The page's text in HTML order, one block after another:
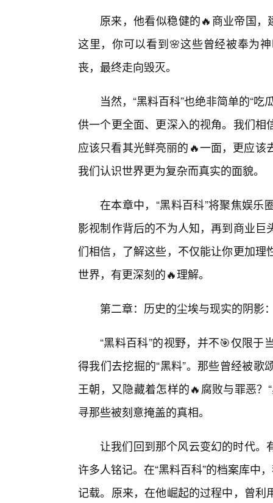
原来，他看似稳健的🔥商业帝国，
这里，你可以看到🌸这些曾经被奉为
丧，最终走向毁灭。
当然，“黑料百科”也绝非简单的“
供一个更全面、更深入的视角。我们
应该只看其光鲜亮丽的🔥一面，更应
我们认识世界更为复杂而真实的面貌。
在本章中，“黑料百科”将聚焦娱
影视制作背后的不为人知，再到商业
们相信，了解这些，不仅能让你更加
世界，有更深刻的🔥理解。
第二章：历史的尘埃与现实的阴影
“黑料百科”的视野，并不🎯仅限
得我们去挖掘的“黑料”。那些曾经被
王朝，又隐藏着怎样的🔥腐败与罪恶
寻那些被刻意掩盖的真相。
让我们回到那个风云变幻的时代。
许多人铭记。在“黑料百科”的档案库中
记载。原来，在他崛起的过程中，曾